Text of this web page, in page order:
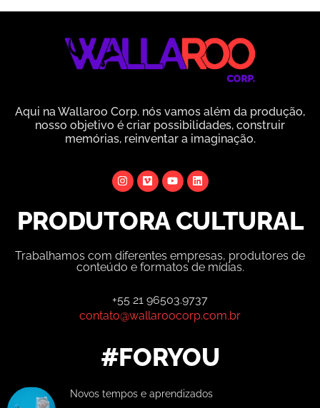
Aqui na Wallaroo Corp. nós vamos além da produção,
nosso objetivo é criar possibilidades, construir
memórias, reinventar a imaginação.
PRODUTORA CULTURAL
Trabalhamos com diferentes empresas, produtores de
conteúdo e formatos de mídias.
+55 21 96503.9737
contato@wallaroocorp.com.br
#FORYOU
Novos tempos e aprendizados